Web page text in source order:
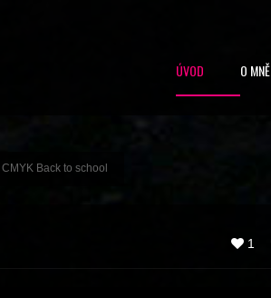
ÚVOD O MNĚ
CMYK Back to school
1